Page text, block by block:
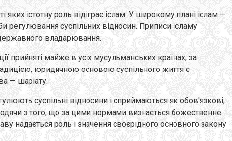
істотну роль відіграє іслам. У широкому плані іслам —
регулювання суспільних відносин. Приписи ісламу
владарювання.
прийняті майже в усіх мусульманських країнах, за
юридичною основою суспільного життя є
— шаріату.
суспільні відносини і сприймаються як обов'язкові,
з того, що за цими нормами визнається божественне
надається роль і значення своєрідного основного закону